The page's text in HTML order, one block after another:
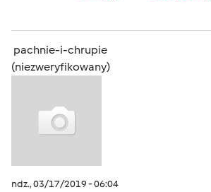
pachnie-i-chrupie
(niezweryfikowany)
ndz., 03/17/2019 - 06:04